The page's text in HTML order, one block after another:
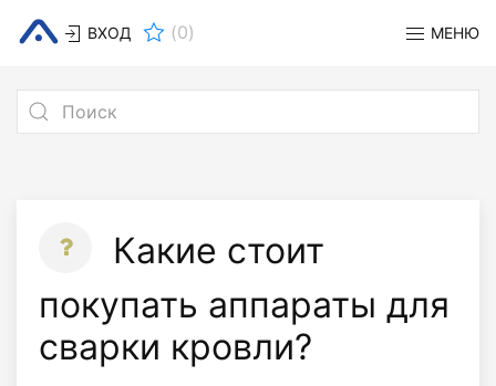
ВХОД (0) МЕНЮ
Какие стоит
покупать аппараты для
сварки кровли?